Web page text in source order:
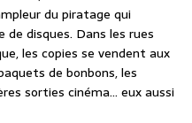
du piratage qui
de disques. Dans les rues
les copies se vendent aux
de bonbons, les
sorties cinéma… eux aussi